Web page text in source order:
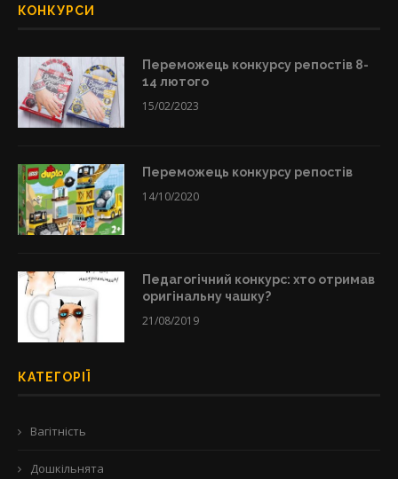
КОНКУРСИ
Переможець конкурсу репостів 8-
14 лютого
15/02/2023
Переможець конкурсу репостів
14/10/2020
Педагогічний конкурс: хто отримав
оригінальну чашку?
21/08/2019
КАТЕГОРІЇ
Вагітність
Дошкільнята